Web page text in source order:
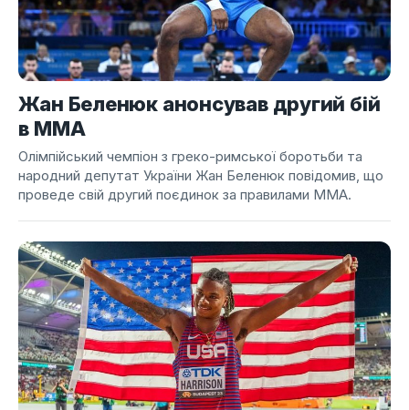
Жан Беленюк анонсував другий бій
в ММА
Олімпійський чемпіон з греко-римської боротьби та
народний депутат України Жан Беленюк повідомив, що
проведе свій другий поєдинок за правилами ММА.